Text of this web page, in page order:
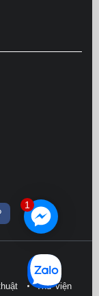
Thư viện
1